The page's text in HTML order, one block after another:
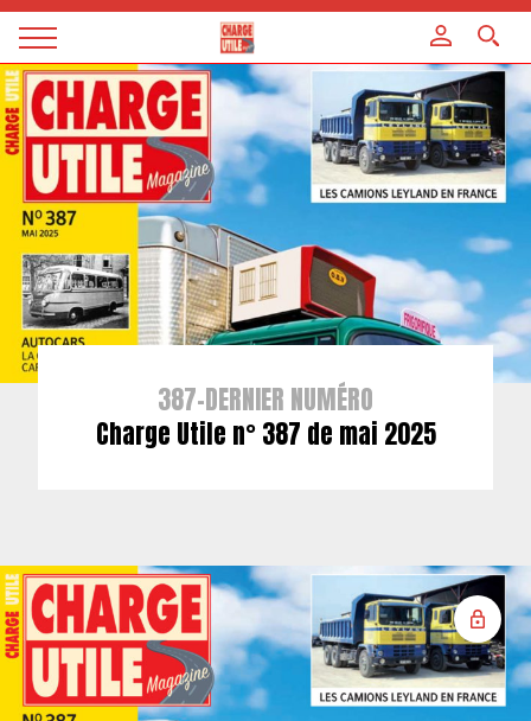
Magazine
Charge
utile
387-DERNIER NUMÉRO
Charge Utile n° 387 de mai 2025
Panneau de gestion des cookies